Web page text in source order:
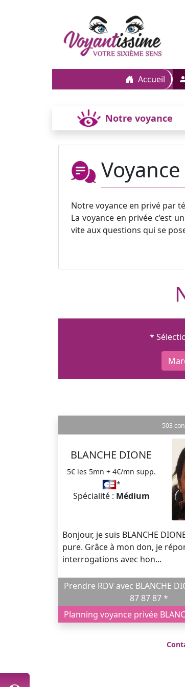
Accueil
Notre voyance
Notre voyance en privé par
La voyance en privée c’est
vite aux questions qui se
*
503
BLANCHE DIONE
5€ les 5mn + 4€/mn supp.
*
Spécialité : Médium
Bonjour, je suis BLANCHE
pure. Grâce à mon don, je
interrogations avec hon...
Prendre RDV avec BLANCHE DIONE au 01 87
87 87 87 *
Planning voyance privée